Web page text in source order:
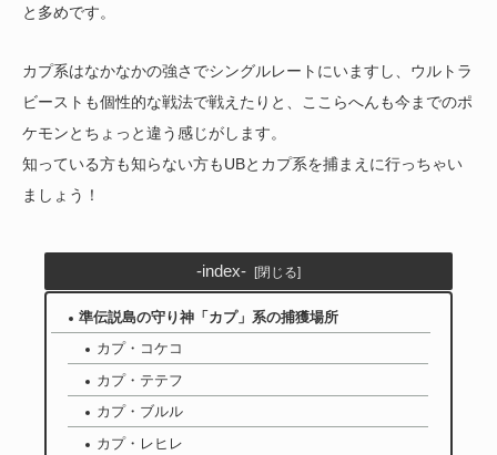
と多めです。
カプ系はなかなかの強さでシングルレートにいますし、ウルトラ
ビーストも個性的な戦法で戦えたりと、ここらへんも今までのポ
ケモンとちょっと違う感じがします。
知っている方も知らない方もUBとカプ系を捕まえに行っちゃい
ましょう！
-index-
準伝説島の守り神「カプ」系の捕獲場所
カプ・コケコ
カプ・テテフ
カプ・ブルル
カプ・レヒレ